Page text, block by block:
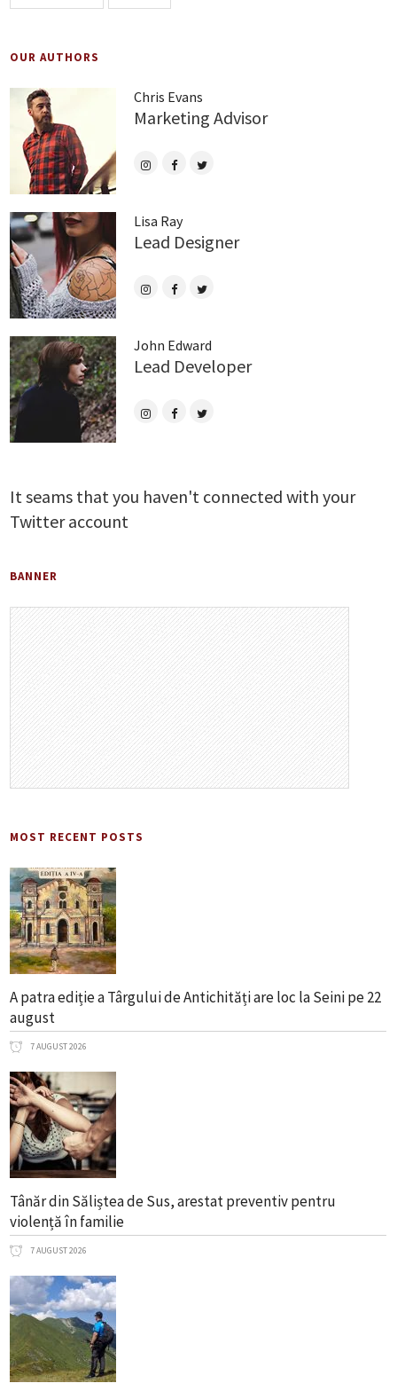
OUR AUTHORS
Chris Evans
Marketing Advisor
Lisa Ray
Lead Designer
John Edward
Lead Developer
It seams that you haven't connected with your
Twitter account
BANNER
MOST RECENT POSTS
A patra ediție a Târgului de Antichități are loc la Seini pe 22
august
7 AUGUST 2026
Tânăr din Săliștea de Sus, arestat preventiv pentru
violență în familie
7 AUGUST 2026